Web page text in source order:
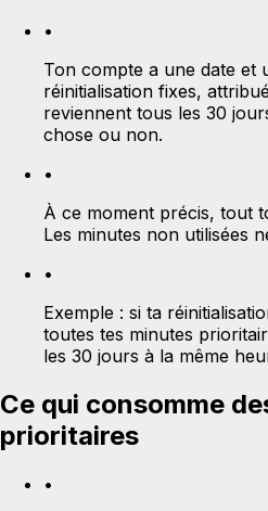
•
Ton compte a une date et
réinitialisation fixes,
reviennent tous les 30
chose ou non.
•
À ce moment précis, tout
Les minutes non utilisées
•
Exemple : si ta
toutes tes minutes
les 30 jours à la même
Ce qui consomme
prioritaires
•